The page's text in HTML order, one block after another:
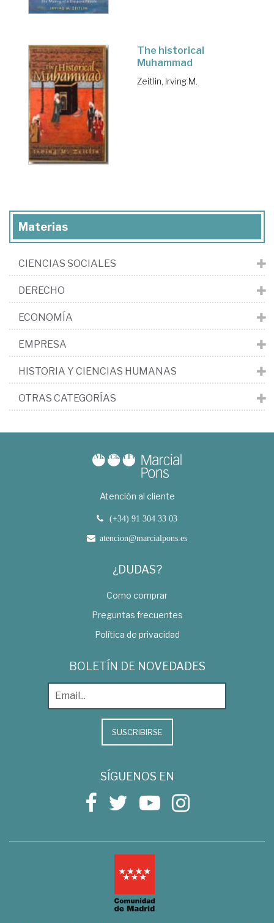
The historical
Muhammad
Zeitlin, Irving M.
Materias
CIENCIAS SOCIALES
DERECHO
ECONOMÍA
EMPRESA
HISTORIA Y CIENCIAS HUMANAS
OTRAS CATEGORÍAS
Atención al cliente
(+34) 91 304 33 03
atencion@marcialpons.es
¿DUDAS?
Como comprar
Preguntas frecuentes
Política de privacidad
BOLETÍN DE NOVEDADES
SUSCRIBIRSE
SÍGUENOS EN